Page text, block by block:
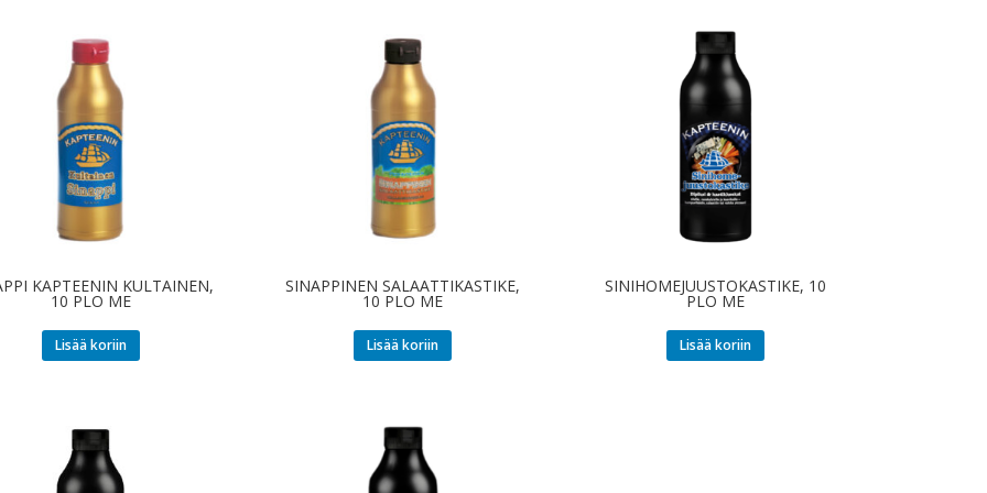
KAPTEENIN KULTAINEN,
10 PLO ME
Lisää koriin
SINAPPINEN SALAATTIKASTIKE,
10 PLO ME
Lisää koriin
SINIHOMEJUUSTOKASTIKE, 10
PLO ME
Lisää koriin